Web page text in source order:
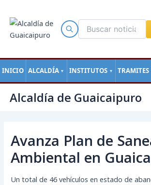
INICIO ALCALDÍA ▼ INSTITUTOS ▼ TRAMITES
contenido
Alcaldía de Guaicaipuro
Avanza Plan de
Ambiental en
Un total de 46 vehículos en estado de
de